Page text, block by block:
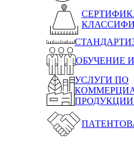
ОБУЧЕНИЕ
УСЛУГИ ПО